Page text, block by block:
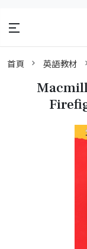
首頁 英語教材